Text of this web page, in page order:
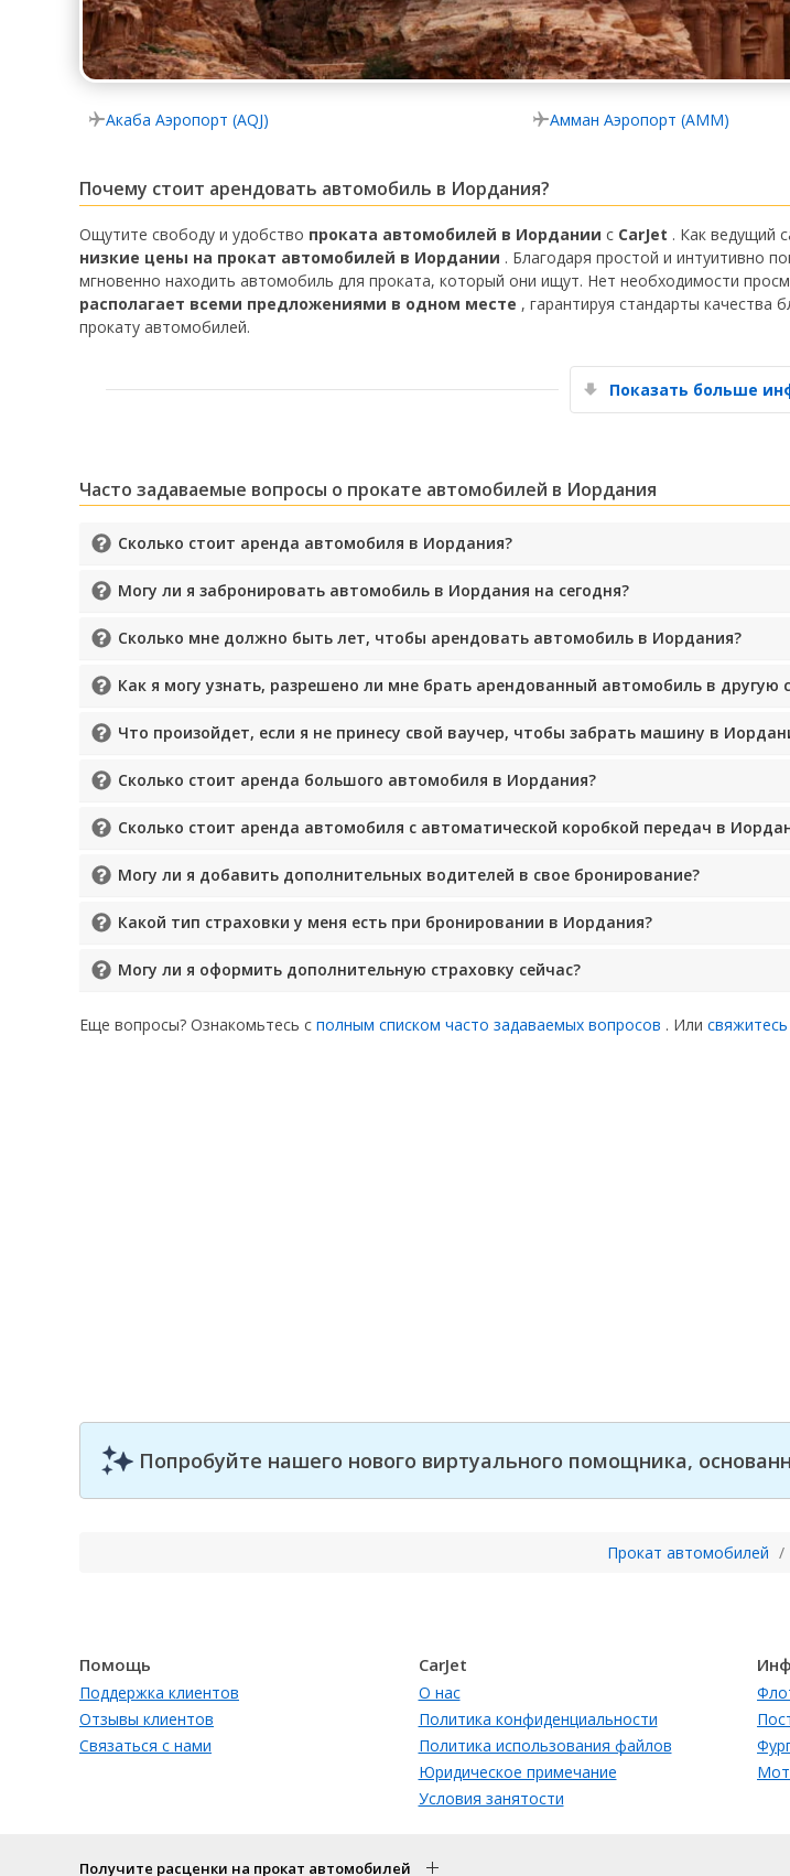
Получите доступ к
Акаба Аэропорт (AQJ) Амман Аэропорт (AMM)
Почему стоит арендовать автомобиль в Иордания?
Ощутите свободу и удобство проката автомобилей в Иордании с CarJet . Как ведущий
низкие цены на прокат автомобилей в Иордании . Благодаря простой и интуитивно
мгновенно находить автомобиль для проката, который они ищут. Нет необходимости
располагает всеми предложениями в одном месте , гарантируя стандарты качества
прокату автомобилей.
Показать больше
Часто задаваемые вопросы о прокате автомобилей в Иордания
Сколько стоит аренда автомобиля в Иордания?
Могу ли я забронировать автомобиль в Иордания на сегодня?
Сколько мне должно быть лет, чтобы арендовать автомобиль в Иордания?
Как я могу узнать, разрешено ли мне брать арендованный автомобиль в другую
Что произойдет, если я не принесу свой ваучер, чтобы забрать машину в
Сколько стоит аренда большого автомобиля в Иордания?
Сколько стоит аренда автомобиля с автоматической коробкой передач в
Могу ли я добавить дополнительных водителей в свое бронирование?
Какой тип страховки у меня есть при бронировании в Иордания?
Могу ли я оформить дополнительную страховку сейчас?
Еще вопросы? Ознакомьтесь с полным списком часто задаваемых вопросов . Или свяжитесь
Попробуйте нашего нового виртуального помощника,
Прокат автомобилей
Помощь
Поддержка клиентов
Отзывы клиентов
Связаться с нами
CarJet
О нас
Политика конфиденциальности
Политика использования файлов
Юридическое примечание
Условия занятости
Получите расценки на прокат автомобилей